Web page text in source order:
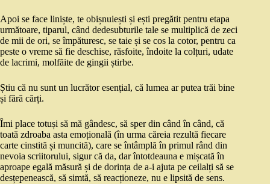
Apoi se face liniște, te obișnuiești și ești pregătit pentru etapa
următoare, tiparul, când dedesubturile tale se multiplică de zeci
de mii de ori, se împăturesc, se taie și se cos la cotor, pentru ca
peste o vreme să fie deschise, răsfoite, îndoite la colțuri, udate
de lacrimi, molfăite de gingii știrbe.
Știu că nu sunt un lucrător esențial, că lumea ar putea trăi bine
și fără cărți.
Îmi place totuși să mă gândesc, să sper din când în când, că
toată zdroaba asta emoțională (în urma căreia rezultă fiecare
carte cinstită și muncită), care se întâmplă în primul rând din
nevoia scriitorului, sigur că da, dar întotdeauna e mișcată în
aproape egală măsură și de dorința de a-i ajuta pe ceilalți să se
desțepenească, să simtă, să reacționeze, nu e lipsită de sens.